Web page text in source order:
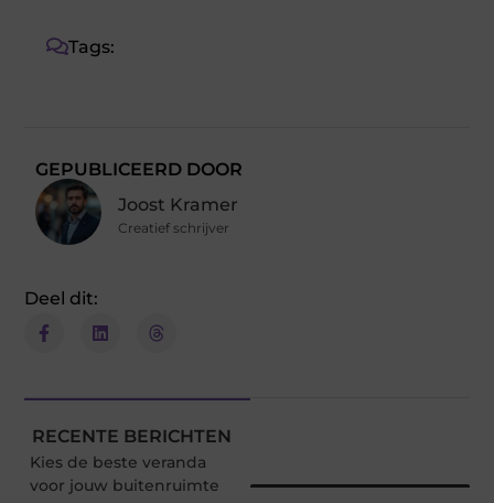
Tags:
GEPUBLICEERD DOOR
Joost Kramer
Creatief schrijver
Deel dit:
RECENTE BERICHTEN
Kies de beste veranda
voor jouw buitenruimte